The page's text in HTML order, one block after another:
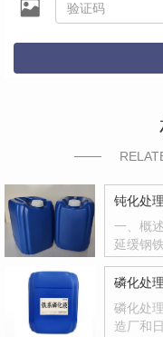
钝化处
一、概
延缓钢
磷化处
磷化处
造厂和